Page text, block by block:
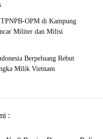
TPNPB-OPM di Kampung
Militer dan Milisi
Berpeluang Rebut
Milik Vietnam
: